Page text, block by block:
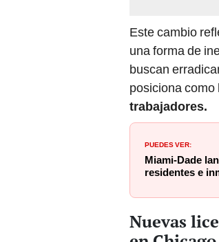
Este cambio
una forma de
buscan
posiciona como
trabajadores.
PUEDES VER:
Miami-Dade
residentes e
Nuevas